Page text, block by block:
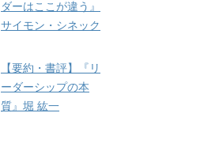
ダーはここが違う』
サイモン・シネック
【要約・書評】『リ
ーダーシップの本
質』堀 紘一